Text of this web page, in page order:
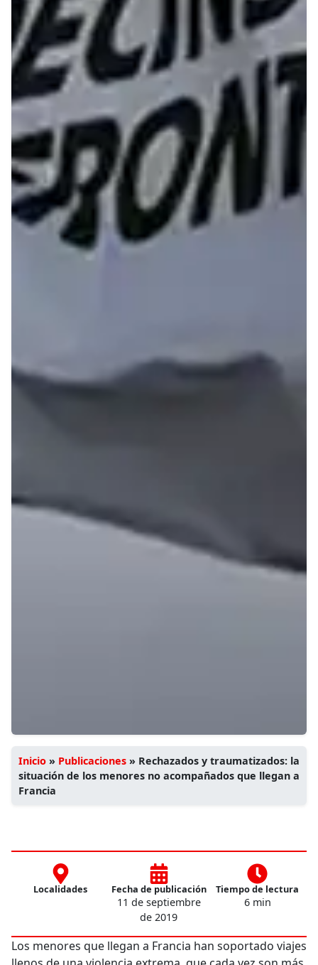
Inicio » Publicaciones » Rechazados y traumatizados: la
situación de los menores no acompañados que llegan a
Francia
Localidades Fecha de publicación
11 de septiembre
de 2019
Tiempo de lectura
6 min
Los menores que llegan a Francia han soportado viajes